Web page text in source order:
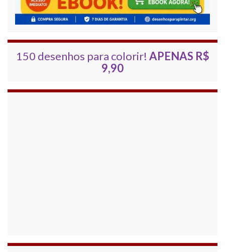
150 desenhos para colorir! APENAS R$
9,90